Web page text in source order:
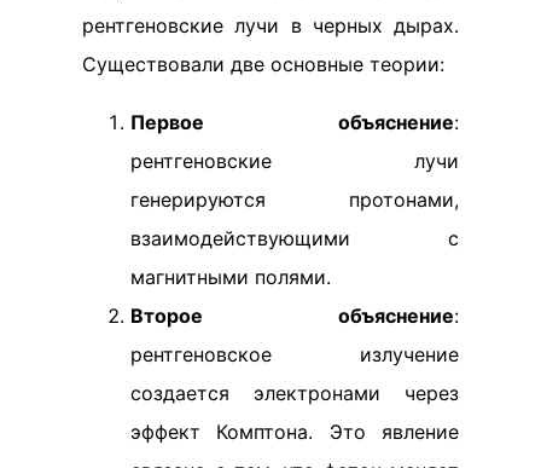
рентгеновские лучи в черных дырах.
Существовали две основные теории:
Первое объяснение:
рентгеновские лучи
генерируются протонами,
взаимодействующими с
магнитными полями.
Второе объяснение:
рентгеновское излучение
создается электронами через
эффект Комптона. Это явление